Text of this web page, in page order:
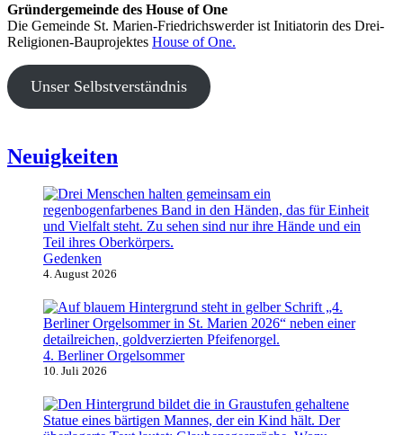
Gründergemeinde des House of One
Die Gemeinde St. Marien-Friedrichswerder ist Initiatorin des Drei-
Religionen-Bauprojektes House of One.
Unser Selbstverständnis
Neuigkeiten
Gedenken
4. August 2026
4. Berliner Orgelsommer
10. Juli 2026